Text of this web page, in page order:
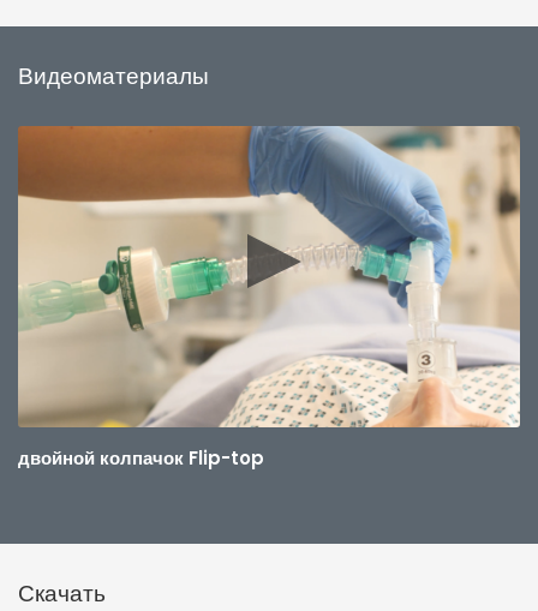
Видеоматериалы
двойной колпачок Flip-top
Скачать